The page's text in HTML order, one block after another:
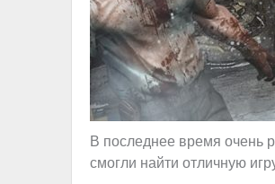
В последнее время очень
смогли найти отличную